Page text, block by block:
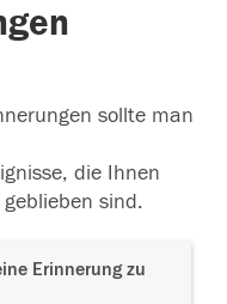
sollte man
die Ihnen
sind.
Erinnerung zu